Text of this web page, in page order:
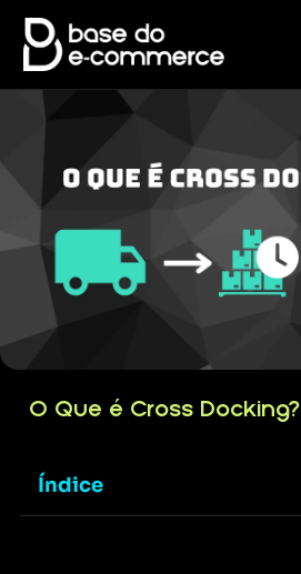
O Que é Cross Docking?
Índice